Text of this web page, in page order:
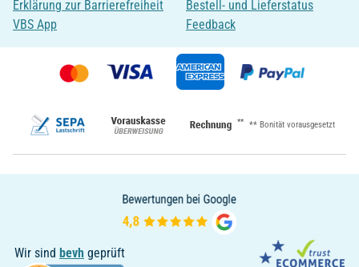
Erklärung zur Barrierefreiheit
VBS App
Bestell- und Lieferstatus
Feedback
** ** Bonität vorausgesetzt
Wir sind bevh geprüft